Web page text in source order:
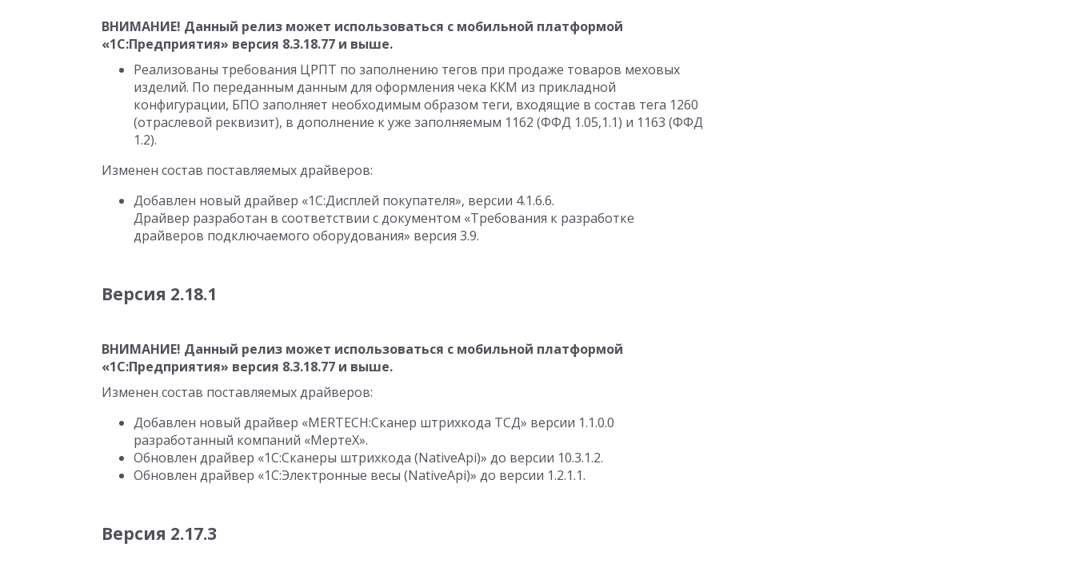
ВНИМАНИЕ! Данный релиз может использоваться с мобильной платформой
«1С:Предприятия» версия 8.3.18.77 и выше.
Реализованы требования ЦРПТ по заполнению тегов при продаже товаров меховых
изделий. По переданным данным для оформления чека ККМ из прикладной
конфигурации, БПО заполняет необходимым образом теги, входящие в состав тега 1260
(отраслевой реквизит), в дополнение к уже заполняемым 1162 (ФФД 1.05,1.1) и 1163 (ФФД
1.2).
Изменен состав поставляемых драйверов:
Добавлен новый драйвер «1С:Дисплей покупателя», версии 4.1.6.6.
Драйвер разработан в соответствии с документом «Требования к разработке
драйверов подключаемого оборудования» версия 3.9.
Версия 2.18.1
ВНИМАНИЕ! Данный релиз может использоваться с мобильной платформой
«1С:Предприятия» версия 8.3.18.77 и выше.
Изменен состав поставляемых драйверов:
Добавлен новый драйвер «MERTECH:Сканер штрихкода ТСД» версии 1.1.0.0
разработанный компаний «МертеХ».
Обновлен драйвер «1С:Сканеры штрихкода (NativeApi)» до версии 10.3.1.2.
Обновлен драйвер «1С:Электронные весы (NativeApi)» до версии 1.2.1.1.
Версия 2.17.3